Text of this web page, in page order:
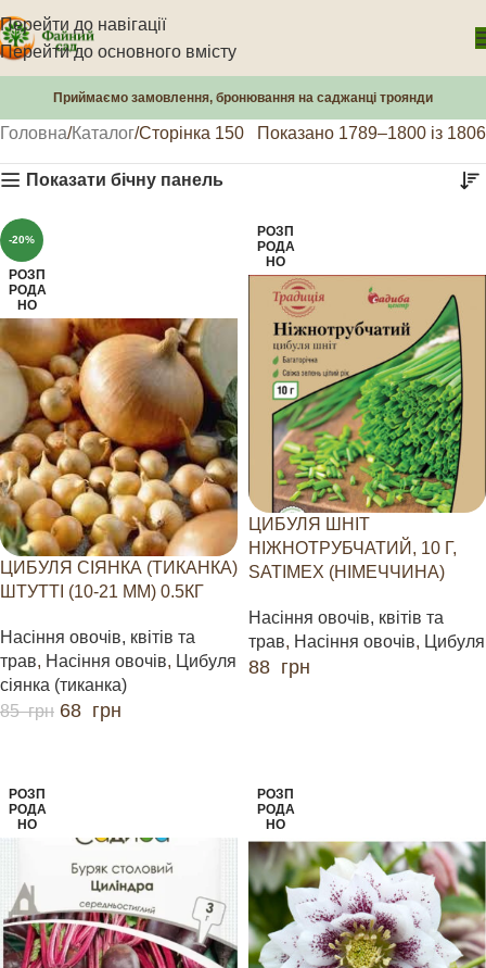
Перейти до навігації
Перейти до основного вмісту
Приймаємо замовлення, бронювання на саджанці троянди
Головна Каталог Сторінка 150 Показано 1789–1800 із 1806
Показати бічну панель
-20%
РОЗП
РОДА
НО
ЦИБУЛЯ СІЯНКА (ТИКАНКА)
ШТУТТІ (10-21 ММ) 0.5КГ
Насіння овочів, квітів та
трав, Насіння овочів, Цибуля
сіянка (тиканка)
85грн 68 грн
РОЗП
РОДА
НО
ЦИБУЛЯ ШНІТ
НІЖНОТРУБЧАТИЙ, 10 Г,
SATIMEX (НІМЕЧЧИНА)
Насіння овочів, квітів та
трав, Насіння овочів, Цибуля
88 грн
РОЗП
РОДА
НО
РОЗП
РОДА
НО